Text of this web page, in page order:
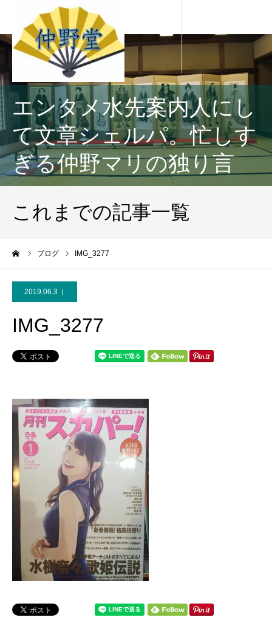
エンタメ水先案内人にし
て文章シェルパ。忙しす
ぎる仲野マリの独り言
これまでの記事一覧
ブログ IMG_3277
2019.06.3
IMG_3277